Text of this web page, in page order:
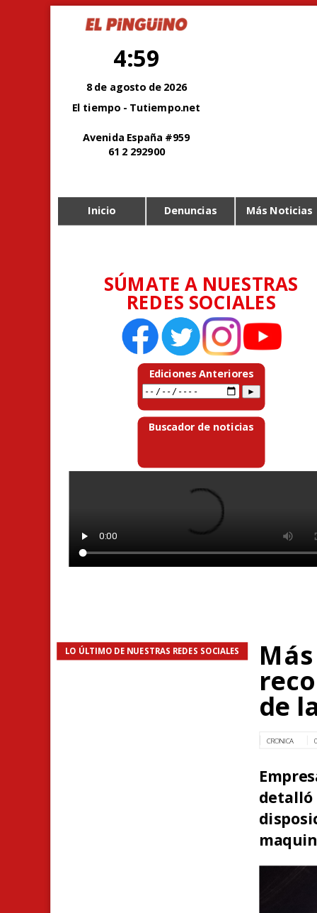
4:59
8 de agosto de 2026
El tiempo - Tutiempo.net
Avenida España #959
61 2 292900
Inicio Denuncias Más Noticias
SÚMATE A NUESTRAS
REDES SOCIALES
Ediciones Anteriores
Buscador de noticias
LO ÚLTIMO DE NUESTRAS REDES SOCIALES
de
CRONICA